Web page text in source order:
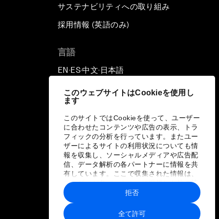
このウェブサイトはCookieを使用し
ます
このサイトではCookieを使って、ユーザー
に合わせたコンテンツや広告の表示、トラ
フィックの分析を行っています。またユー
ザーによるサイトの利用状況についても情
報を収集し、ソーシャルメディアや広告配
信、データ解析の各パートナーに情報を共
有しています。ここで収集された情報は、
ユーザーが各パートナーに提供した他の情
報や各パートナーのサービスを使用した際
に収集された情報と組み合わされ、各パー
トナーによって使用されることがありま
全て許可
拒否
サステナビリティへの取り組み
採用情報 (英語のみ)
言語
EN ▪ ES▪中文▪ 日本語